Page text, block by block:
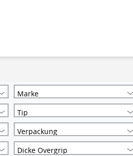
Marke
Tip
Verpackung
Dicke Overgrip